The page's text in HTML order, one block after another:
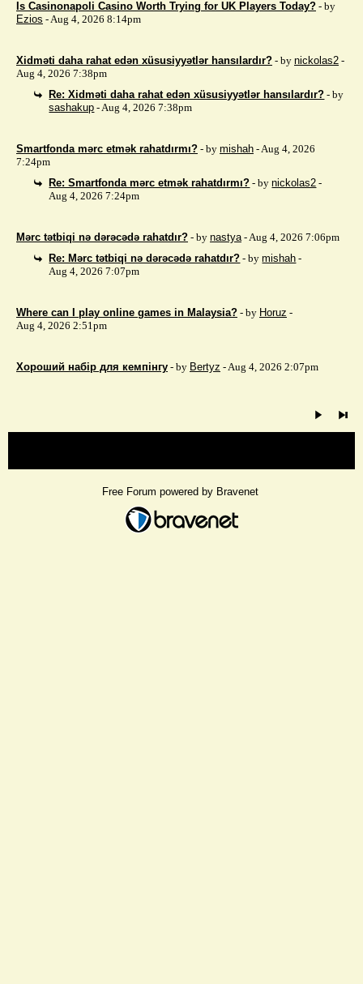
Is Casinonapoli Casino Worth Trying for UK Players Today? - by
Ezios - Aug 4, 2026 8:14pm
Xidməti daha rahat edən xüsusiyyətlər hansılardır? - by nickolas2 -
Aug 4, 2026 7:38pm
Re: Xidməti daha rahat edən xüsusiyyətlər hansılardır? - by
sashakup - Aug 4, 2026 7:38pm
Smartfonda mərc etmək rahatdırmı? - by mishah - Aug 4, 2026
7:24pm
Re: Smartfonda mərc etmək rahatdırmı? - bynickolas2 -
Aug 4, 2026 7:24pm
Mərc tətbiqi nə dərəcədə rahatdır? - by nastya- Aug 4, 2026 7:06pm
Re: Mərc tətbiqi nə dərəcədə rahatdır? - bymishah -
Aug 4, 2026 7:07pm
Where can I play online games in Malaysia? - by Horuz -
Aug 4, 2026 2:51pm
Хороший набір для кемпінгу - by Bertyz - Aug 4, 2026 2:07pm
Free Forum powered by Bravenet